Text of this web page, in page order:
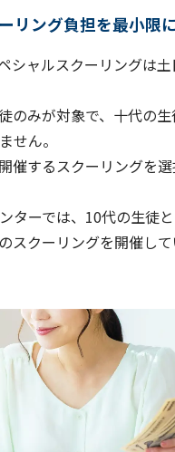
リング負担を最小限に
シャルスクーリングは
のみが対象で、十代の
せん。
催するスクーリングを
ターでは、10代の生徒と
スクーリングを開催して